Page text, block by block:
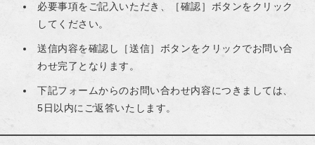
メディア情報
会社概要
必要事項をご記入いただき、［確認］ボタンをクリック
してください。
送信内容を確認し［送信］ボタンをクリックでお問い合
わせ完了となります。
下記フォームからのお問い合わせ内容につきましては、
5日以内にご返答いたします。